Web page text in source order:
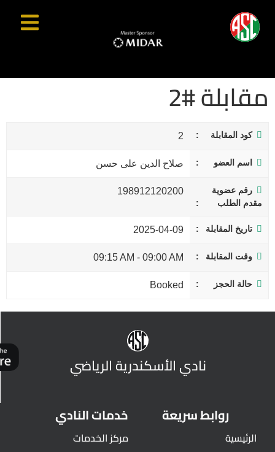
مقابلة #2
كود المقابلة 2
اسم العضو صلاح الدين على حسن
رقم عضوية
مقدم الطلب
198912120200
تاريخ المقابلة 2025-04-09
وقت المقابلة 09:00 AM
-
09:15 AM
حالة الحجز Booked
نادي الأسكندرية الرياضي
روابط سريعة
الرئيسية
خدمات النادي
مركز الخدمات